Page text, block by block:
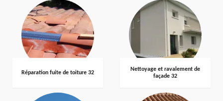
Réparation fuite de toiture 32
Nettoyage et ravalement de
façade 32